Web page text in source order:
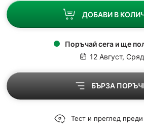
ДОБАВИ В
Поръчай сега и ще
12 Август,
БЪРЗА
Тест и преглед